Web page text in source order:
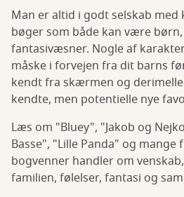
Man er altid i godt selskab
bøger som både kan være
fantasivæsner. Nogle af
måske i forvejen fra dit barns
kendt fra skærmen og
kendte, men potentielle nye
Læs om "Bluey", "Jakob og
Basse", "Lille Panda" og mange
bogvenner handler om
familien, følelser, fantasi og